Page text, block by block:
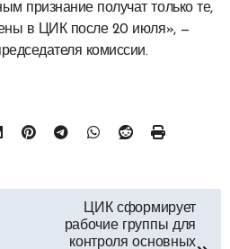
признание получат только те,
в ЦИК после 20 июля», —
комиссии.
ЦИК сформирует
рабочие группы для
контроля основных